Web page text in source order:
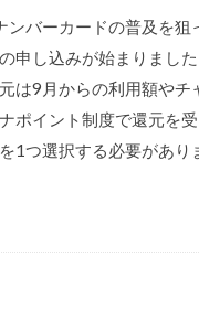
バーカードの普及を狙
申し込みが始まりました
は9月からの利用額やチ
ポイント制度で還元を
1つ選択する必要があり